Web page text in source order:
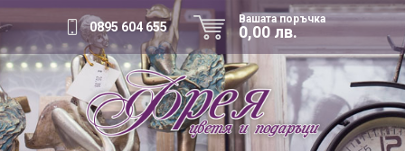
0895 604 655
Вашата поръчка
0,00 лв.